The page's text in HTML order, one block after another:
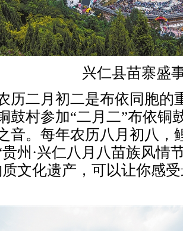
兴仁县苗寨盛
二月初二是布依同胞的
鼓村参加“二月二”布依铜
音。每年农历八月初八，
州·兴仁八月八苗族风情
文化遗产，可以让你感